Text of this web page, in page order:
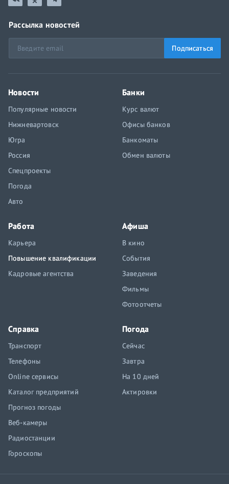
Рассылка новостей
Подписаться
Новости
Популярные новости
Нижневартовск
Югра
Россия
Спецпроекты
Погода
Авто
Банки
Курс валют
Офисы банков
Банкоматы
Обмен валюты
Работа
Карьера
Повышение квалификации
Кадровые агентства
Афиша
В кино
События
Заведения
Фильмы
Фотоотчеты
Справка
Транспорт
Телефоны
Online сервисы
Каталог предприятий
Прогноз погоды
Веб-камеры
Радиостанции
Гороскопы
Погода
Сейчас
Завтра
На 10 дней
Актировки